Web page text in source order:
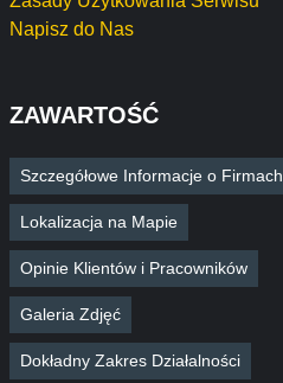
Napisz do Nas
ZAWARTOŚĆ
Szczegółowe Informacje o Firmach
Lokalizacja na Mapie
Opinie Klientów i Pracowników
Galeria Zdjęć
Dokładny Zakres Działalności